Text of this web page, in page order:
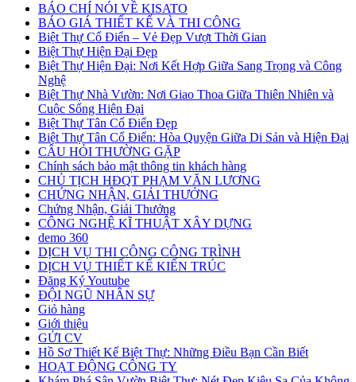
BÁO CHÍ NÓI VỀ KISATO
BÁO GIÁ THIẾT KẾ VÀ THI CÔNG
Biệt Thự Cổ Điển – Vẻ Đẹp Vượt Thời Gian
Biệt Thự Hiện Đại Đẹp
Biệt Thự Hiện Đại: Nơi Kết Hợp Giữa Sang Trọng và Công
Nghệ
Biệt Thự Nhà Vườn: Nơi Giao Thoa Giữa Thiên Nhiên và
Cuộc Sống Hiện Đại
Biệt Thự Tân Cổ Điển Đẹp
Biệt Thự Tân Cổ Điển: Hòa Quyện Giữa Di Sản và Hiện Đại
CÂU HỎI THƯỜNG GẶP
Chính sách bảo mật thông tin khách hàng
CHỦ TỊCH HĐQT PHẠM VĂN LƯƠNG
CHỨNG NHẬN, GIẢI THƯỞNG
Chứng Nhận, Giải Thưởng
CÔNG NGHỆ KĨ THUẬT XÂY DỰNG
demo 360
DỊCH VỤ THI CÔNG CÔNG TRÌNH
DỊCH VỤ THIẾT KẾ KIẾN TRÚC
Đăng Ký Youtube
ĐỘI NGŨ NHÂN SỰ
Giỏ hàng
Giới thiệu
GỬI CV
Hồ Sơ Thiết Kế Biệt Thự: Những Điều Bạn Cần Biết
HOẠT ĐỘNG CÔNG TY